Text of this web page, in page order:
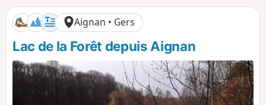
c
e
l
é
p
o
t
i
l
n
é
a
t
i
f
Aignan • Gers
Lac de la Forêt depuis Aignan